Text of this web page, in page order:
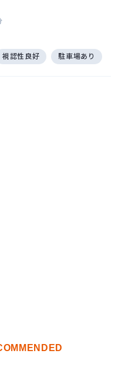
視認性良好 駐車場あり